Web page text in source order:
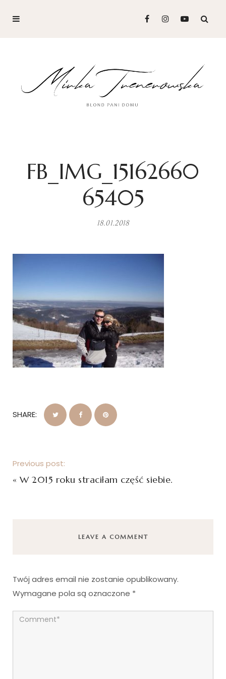
FB_IMG_15162660
65405
18.01.2018
SHARE:
Previous post:
« W 2015 roku straciłam część siebie.
LEAVE A COMMENT
Twój adres email nie zostanie opublikowany.
Wymagane pola są oznaczone *